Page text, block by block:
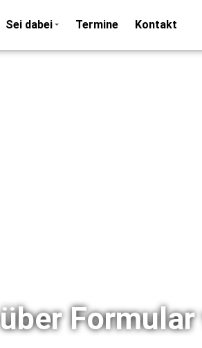
Sei dabei Termine Kontakt